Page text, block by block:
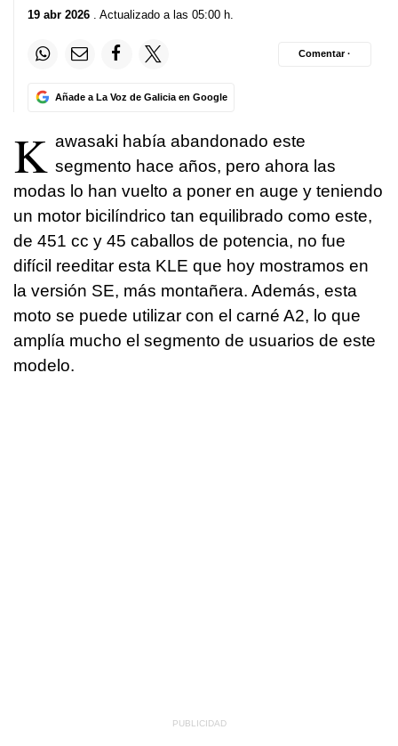
19 abr 2026 . Actualizado a las 05:00 h.
Añade a La Voz de Galicia en Google
Comentar ·
K awasaki había abandonado este
segmento hace años, pero ahora las
modas lo han vuelto a poner en auge y teniendo
un motor bicilíndrico tan equilibrado como este,
de 451 cc y 45 caballos de potencia, no fue
difícil reeditar esta KLE que hoy mostramos en
la versión SE, más montañera. Además, esta
moto se puede utilizar con el carné A2, lo que
amplía mucho el segmento de usuarios de este
modelo.